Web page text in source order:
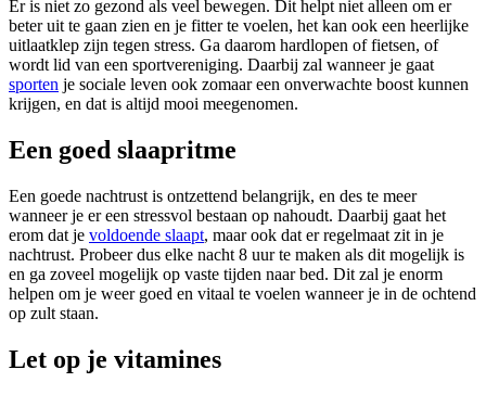
Er is niet zo gezond als veel bewegen. Dit helpt niet alleen om er
beter uit te gaan zien en je fitter te voelen, het kan ook een heerlijke
uitlaatklep zijn tegen stress. Ga daarom hardlopen of fietsen, of
wordt lid van een sportvereniging. Daarbij zal wanneer je gaat
sporten je sociale leven ook zomaar een onverwachte boost kunnen
krijgen, en dat is altijd mooi meegenomen.
Een goed slaapritme
Een goede nachtrust is ontzettend belangrijk, en des te meer
wanneer je er een stressvol bestaan op nahoudt. Daarbij gaat het
erom dat je voldoende slaapt, maar ook dat er regelmaat zit in je
nachtrust. Probeer dus elke nacht 8 uur te maken als dit mogelijk is
en ga zoveel mogelijk op vaste tijden naar bed. Dit zal je enorm
helpen om je weer goed en vitaal te voelen wanneer je in de ochtend
op zult staan.
Let op je vitamines